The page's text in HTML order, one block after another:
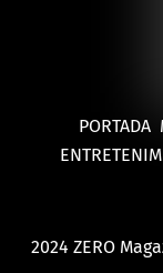
PORTADA
2024 ZERO